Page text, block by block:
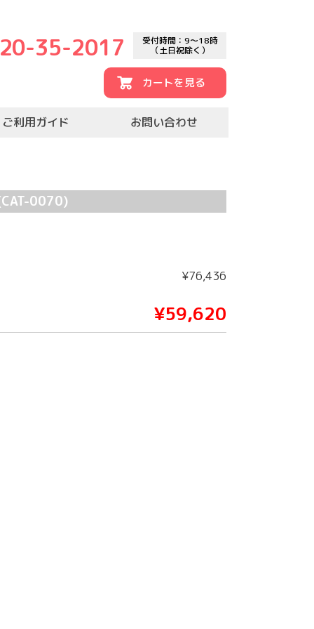
35-2017
受付時間：9～18時
（土日祝除く）
カートを見る
ご利用ガイド お問い合わせ
0070)
¥76,436
¥59,620